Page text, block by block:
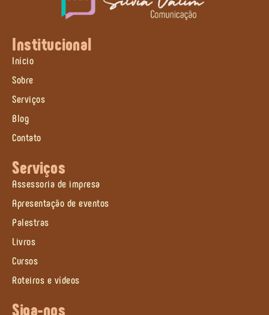
Institucional
Início
Sobre
Serviços
Blog
Contato
Serviços
Assessoria de impresa
Apresentação de eventos
Palestras
Livros
Cursos
Roteiros e vídeos
Siga-nos